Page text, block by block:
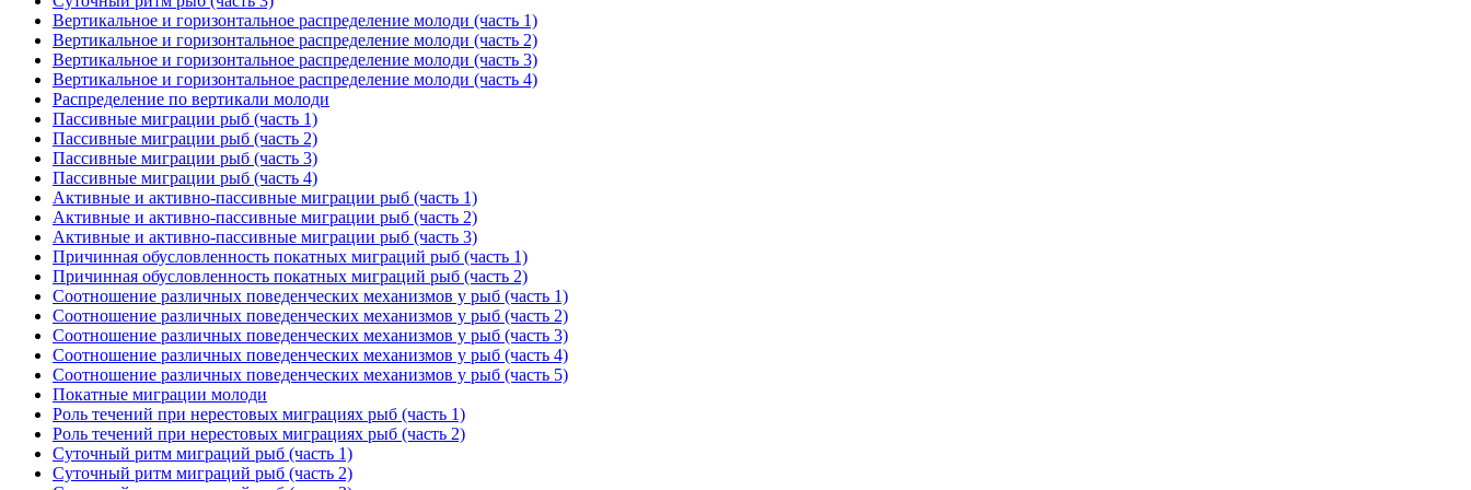
Вертикальное и горизонтальное распределение молоди (часть 1)
Вертикальное и горизонтальное распределение молоди (часть 2)
Вертикальное и горизонтальное распределение молоди (часть 3)
Вертикальное и горизонтальное распределение молоди (часть 4)
Распределение по вертикали молоди
Пассивные миграции рыб (часть 1)
Пассивные миграции рыб (часть 2)
Пассивные миграции рыб (часть 3)
Пассивные миграции рыб (часть 4)
Активные и активно-пассивные миграции рыб (часть 1)
Активные и активно-пассивные миграции рыб (часть 2)
Активные и активно-пассивные миграции рыб (часть 3)
Причинная обусловленность покатных миграций рыб (часть 1)
Причинная обусловленность покатных миграций рыб (часть 2)
Соотношение различных поведенческих механизмов у рыб (часть 1)
Соотношение различных поведенческих механизмов у рыб (часть 2)
Соотношение различных поведенческих механизмов у рыб (часть 3)
Соотношение различных поведенческих механизмов у рыб (часть 4)
Соотношение различных поведенческих механизмов у рыб (часть 5)
Покатные миграции молоди
Роль течений при нерестовых миграциях рыб (часть 1)
Роль течений при нерестовых миграциях рыб (часть 2)
Суточный ритм миграций рыб (часть 1)
Суточный ритм миграций рыб (часть 2)